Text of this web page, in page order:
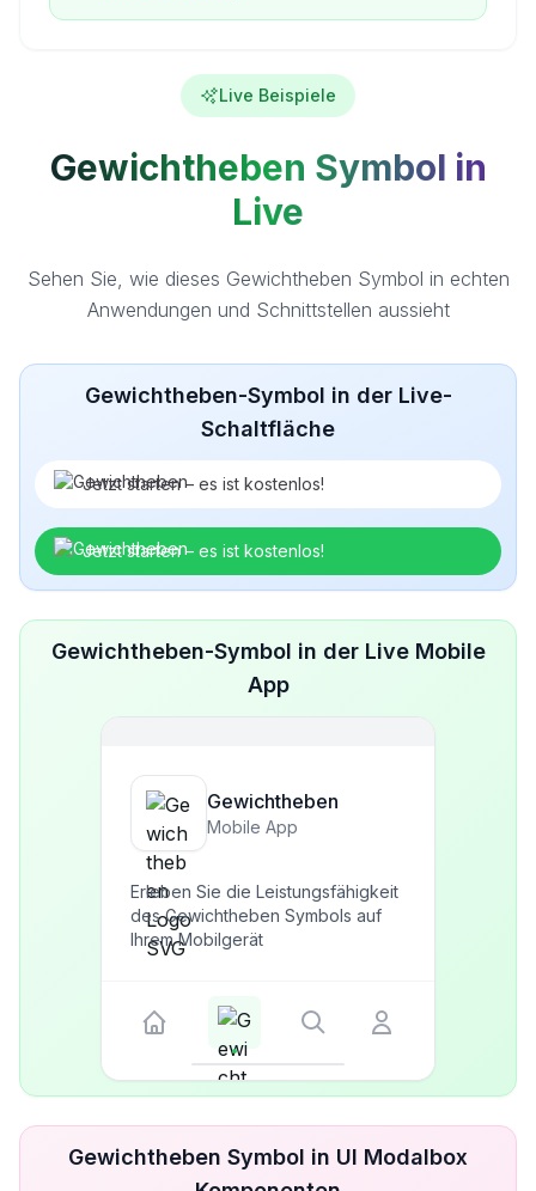
Live Beispiele
Gewichtheben Symbol in
Live
Sehen Sie, wie dieses Gewichtheben Symbol in echten
Anwendungen und Schnittstellen aussieht
Gewichtheben-Symbol in der Live-
Schaltfläche
Jetzt starten – es ist kostenlos!
Jetzt starten – es ist kostenlos!
Gewichtheben-Symbol in der Live Mobile
App
Gewichtheben
Mobile App
Erleben Sie die Leistungsfähigkeit
des Gewichtheben Symbols auf
Ihrem Mobilgerät
Gewichtheben Symbol in UI Modalbox